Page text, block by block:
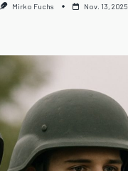
Mirko Fuchs Nov. 13, 2025